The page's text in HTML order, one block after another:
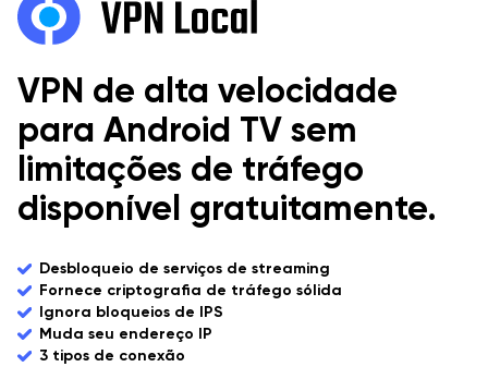
VPN de alta velocidade
para Android TV sem
limitações de tráfego
disponível gratuitamente.
Desbloqueio de serviços de streaming
Fornece criptografia de tráfego sólida
Ignora bloqueios de IPS
Muda seu endereço IP
3 tipos de conexão